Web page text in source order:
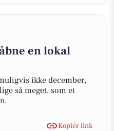
en lokal
ikke december,
så meget, som et
Kopiér link